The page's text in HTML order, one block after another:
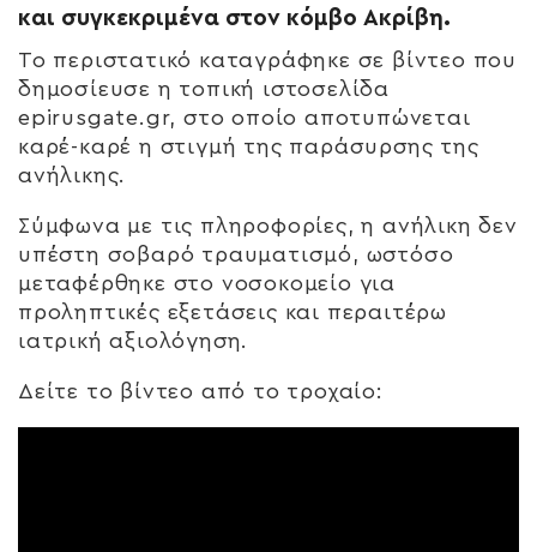
και συγκεκριμένα στον κόμβο Ακρίβη.
Το περιστατικό καταγράφηκε σε βίντεο που
δημοσίευσε η τοπική ιστοσελίδα
epirusgate.gr, στο οποίο αποτυπώνεται
καρέ-καρέ η στιγμή της παράσυρσης της
ανήλικης.
Σύμφωνα με τις πληροφορίες, η ανήλικη δεν
υπέστη σοβαρό τραυματισμό, ωστόσο
μεταφέρθηκε στο νοσοκομείο για
προληπτικές εξετάσεις και περαιτέρω
ιατρική αξιολόγηση.
Δείτε το βίντεο από το τροχαίο: